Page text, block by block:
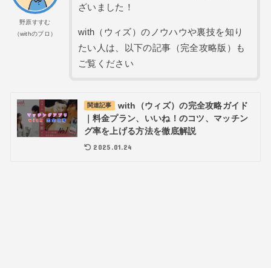
野原すすむ
（withのプロ）
ざいました！
with（ウィズ）のノウハウや裏技を知り
たい人は、以下の記事（完全攻略版）も
ご覧ください
関連記事
with（ウィズ）の完全攻略ガイド
｜料金プラン、いいね！のコツ、マッチン
グ率を上げる方法を徹底解説
2025.01.24